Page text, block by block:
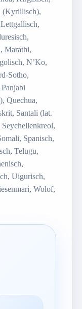
(Kyrillisch),
Marathi,
N’Ko,
Sotho,
Quechua,
Santali (lat.
Spanisch,
Telugu,
Uigurisch,
Wolof,